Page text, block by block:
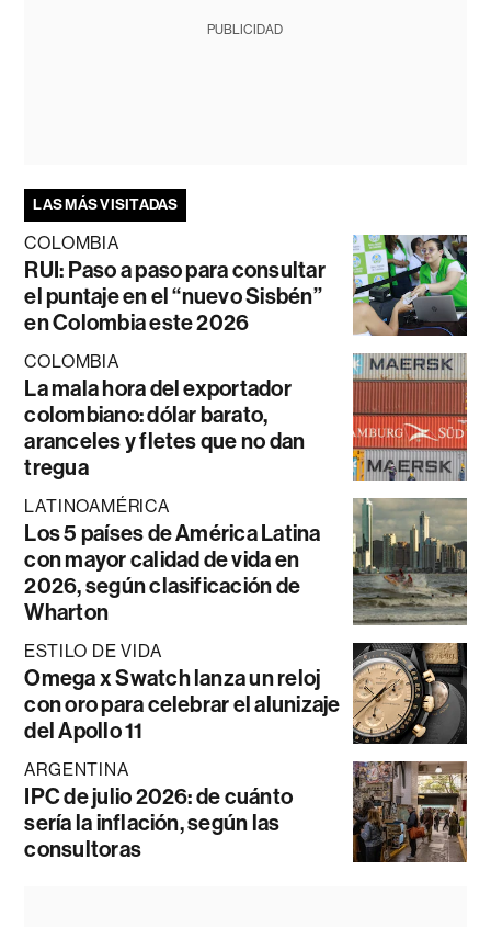
PUBLICIDAD
LAS MÁS VISITADAS
COLOMBIA
RUI: Paso a paso para consultar
el puntaje en el “nuevo Sisbén”
en Colombia este 2026
COLOMBIA
La mala hora del exportador
colombiano: dólar barato,
aranceles y fletes que no dan
tregua
LATINOAMÉRICA
Los 5 países de América Latina
con mayor calidad de vida en
2026, según clasificación de
Wharton
ESTILO DE VIDA
Omega x Swatch lanza un reloj
con oro para celebrar el alunizaje
del Apollo 11
ARGENTINA
IPC de julio 2026: de cuánto
sería la inflación, según las
consultoras